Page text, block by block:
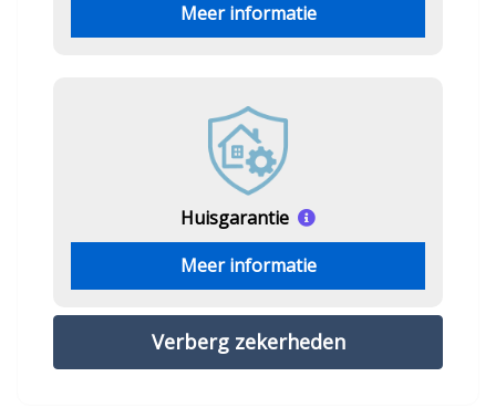
Meer informatie
Huisgarantie
Meer informatie
Verberg zekerheden